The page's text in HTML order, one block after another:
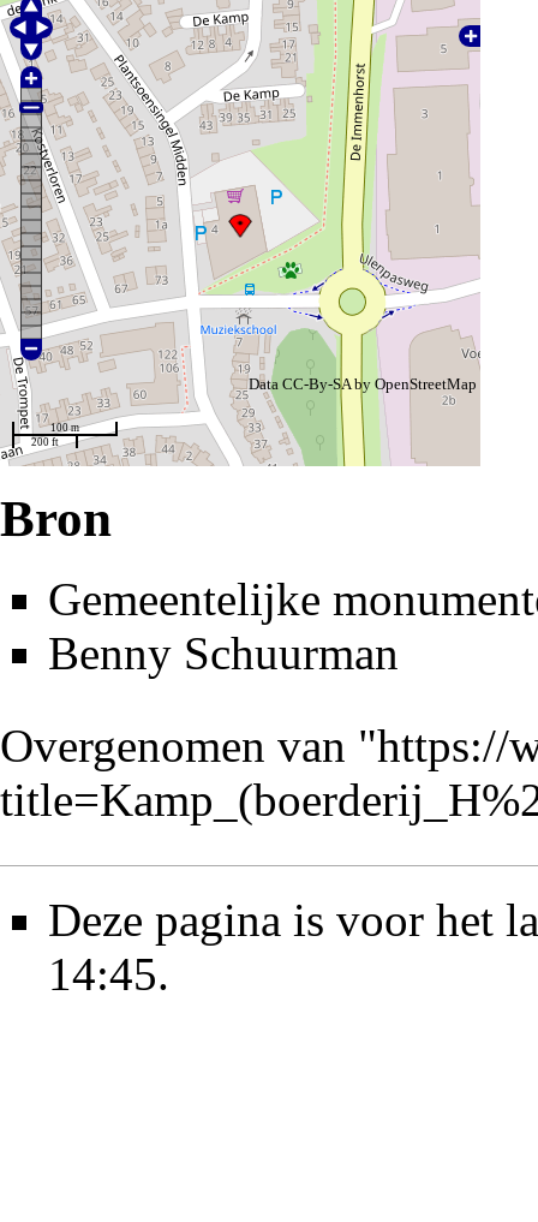
100 m
200 ft
Data CC-By-SA by OpenStreetMap
Bron
Gemeentelijke
Benny Schuurman
Overgenomen van "https://
Deze pagina is voor het
14:45.